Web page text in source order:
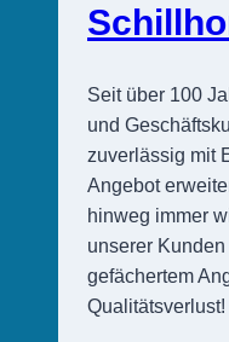
Seit über 100
und
zuverlässig mit
Angebot
hinweg immer
unserer
gefächertem
Qualitätsverlust!